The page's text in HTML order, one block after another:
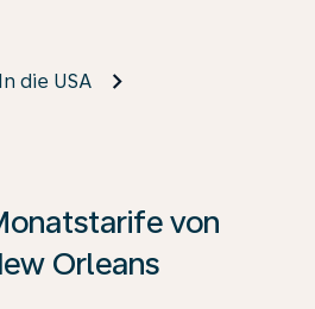
In die USA
von
Orleans
gefunden wurden, klicken